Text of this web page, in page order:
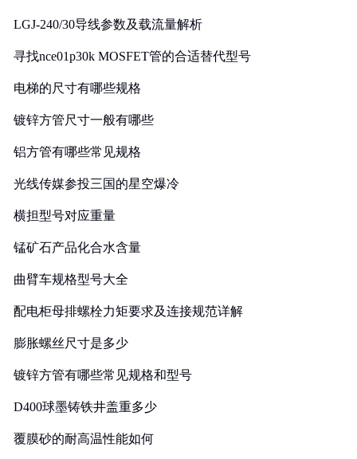
LGJ-240/30导线参数及载流量解析
寻找nce01p30k MOSFET管的合适替代型号
电梯的尺寸有哪些规格
镀锌方管尺寸一般有哪些
铝方管有哪些常见规格
光线传媒参投三国的星空爆冷
横担型号对应重量
锰矿石产品化合水含量
曲臂车规格型号大全
配电柜母排螺栓力矩要求及连接规范详解
膨胀螺丝尺寸是多少
镀锌方管有哪些常见规格和型号
D400球墨铸铁井盖重多少
覆膜砂的耐高温性能如何